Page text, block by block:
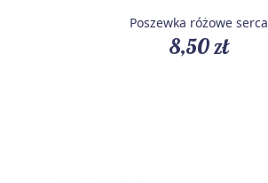
Poszewka różowe serca
8,50 zł